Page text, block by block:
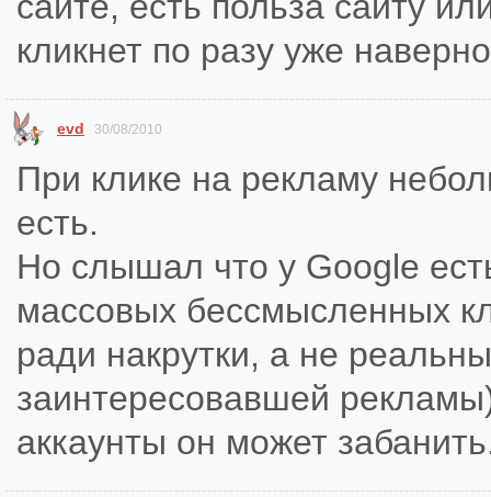
кликнет по разу уже
evd 30/08/2010
При клике на рекламу
есть.
Но слышал что у Google
массовых бессмысленных
ради накрутки, а не
заинтересовавшей
аккаунты он может